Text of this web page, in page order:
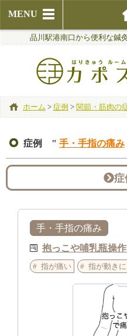
MENU
品川駅港南口から便利な鍼
ホーム > 症例 > 関節・筋肉の
症例 " 手・手指の痛み
症
手・手指の痛み
抱っこや哺乳瓶操
指が痛い 指が動き